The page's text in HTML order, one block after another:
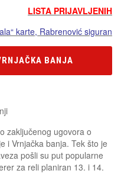
LISTA PRIJAVLJENIH
karte, Rabrenović siguran
BANJA
zaključenog ugovora o
i Vrnjačka banja. Tek što je
pošli su put popularne
za reli planiran 13. i 14.